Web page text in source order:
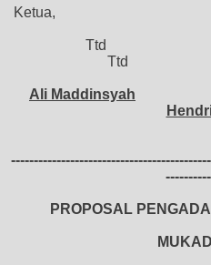
Ketua,
Ttd
Ttd
Ali Maddinsyah
PROPOSAL